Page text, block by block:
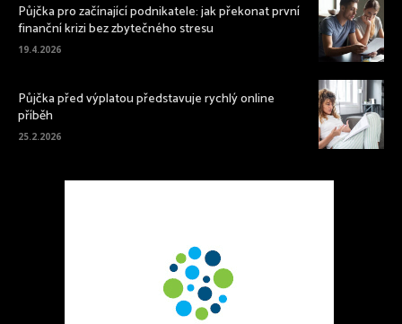
Půjčka pro začínající podnikatele: jak překonat první
finanční krizi bez zbytečného stresu
19.4.2026
Půjčka před výplatou představuje rychlý online
příběh
25.2.2026